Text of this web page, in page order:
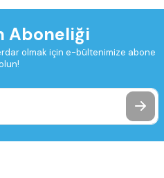
Aboneliği
olmak için e-bültenimize abone